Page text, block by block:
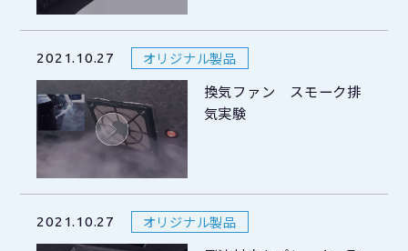
2021.10.27 オリジナル製品
換気ファン スモーク排
気実験
2021.10.27 オリジナル製品